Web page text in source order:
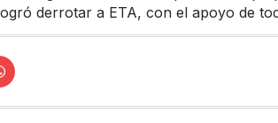
derrotar a ETA, con el apoyo de